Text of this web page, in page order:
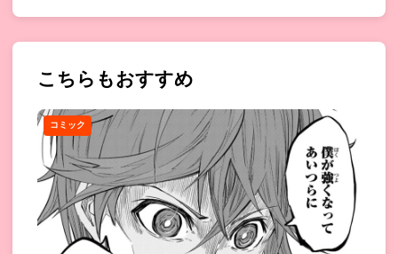
こちらもおすすめ
コミック